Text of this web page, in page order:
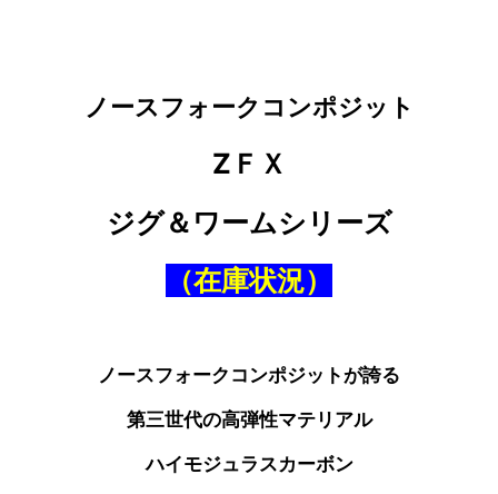
ノースフォークコンポジット
ZＦＸ
ジグ＆ワームシリーズ
（在庫状況）
ノースフォークコンポジットが誇る
第三世代の高弾性マテリアル
ハイモジュラスカーボン